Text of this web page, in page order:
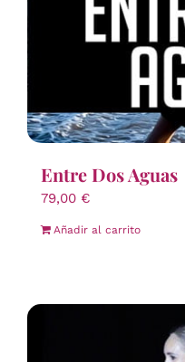
Entre Dos Aguas
79,00 €
Añadir al carrito